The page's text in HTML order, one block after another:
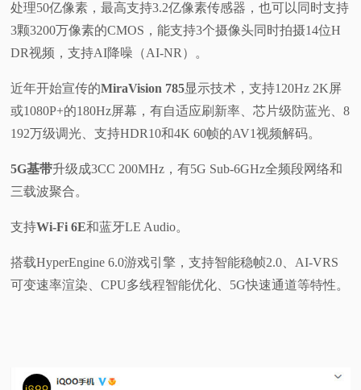
处理50亿像素，最高支持3.2亿像素传感器，也可以同时支持
3颗3200万像素的CMOS，能支持3个摄像头同时拍摄14位H
DR视频，支持AI降噪（AI-NR）。
近年开始宣传的MiraVision 785显示技术，支持120Hz 2K屏
或1080P+的180Hz屏幕，有自适应刷新率、芯片级防蓝光、8
192万级调光、支持HDR10和4K 60帧的AV1视频解码。
5G基带升级成3CC 200MHz，有5G Sub-6GHz全频段网络和
三载波聚合。
支持Wi-Fi 6E和蓝牙LE Audio。
搭载HyperEngine 6.0游戏引擎，支持智能稳帧2.0、AI-VRS
可变速率渲染、CPU多线程智能优化、5G快速通道等特性。